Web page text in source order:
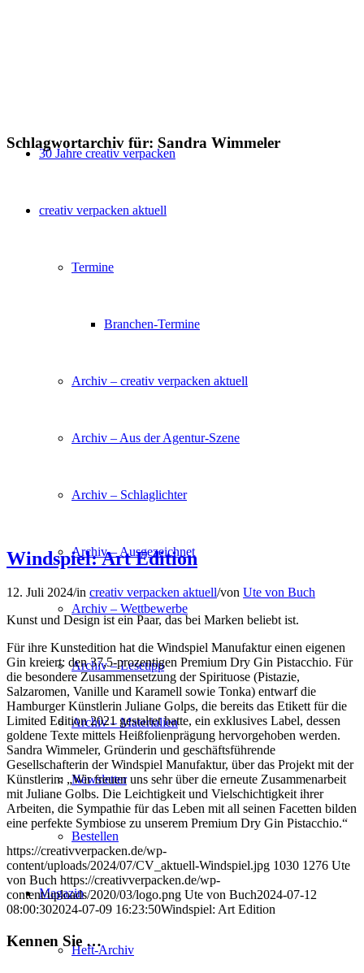
30 Jahre creativ verpacken
creativ verpacken aktuell
Termine
Branchen-Termine
Archiv – creativ verpacken aktuell
Archiv – Aus der Agentur-Szene
Archiv – Schlaglichter
Archiv – Ausgezeichnet
Archiv – Wettbewerbe
Archiv – Lesetipp
Archiv – Materialien
Newsletter
Bestellen
Magazin
Heft-Archiv
Schlagwortarchiv für: Sandra Wimmeler
Windspiel: Art Edition
12. Juli 2024/in creativ verpacken aktuell/von Ute von Buch
Kunst und Design ist ein Paar, das bei Marken beliebt ist.
Für ihre Kunstedition hat die Windspiel Manufaktur einen eigenen
Gin kreiert: den 37,5-prozentigen Premium Dry Gin Pistacchio. Für
die besondere Zusammensetzung der Spirituose (Pistazie,
Salzaromen, Vanille und Karamell sowie Tonka) entwarf die
Hamburger Künstlerin Juliane Golps, die bereits das Etikett für die
Limited Edition 2021 gestaltet hatte, ein exklusives Label, dessen
goldene Texte mittels Heißfolienprägung hervorgehoben werden.
Sandra Wimmeler, Gründerin und geschäftsführende
Gesellschafterin der Windspiel Manufaktur, über das Projekt mit der
Künstlerin: „Wir freuen uns sehr über die erneute Zusammenarbeit
mit Juliane Golbs. Die Leichtigkeit und Vielschichtigkeit ihrer
Arbeiten, die Sympathie für das Leben mit all seinen Facetten bilden
eine perfekte Symbiose zu unserem Premium Dry Gin Pistacchio.“
https://creativverpacken.de/wp-
content/uploads/2024/07/CV_aktuell-Windspiel.jpg 1030 1276 Ute
von Buch https://creativverpacken.de/wp-
content/uploads/2020/03/logo.png Ute von Buch2024-07-12
08:00:302024-07-09 16:23:50Windspiel: Art Edition
Kennen Sie …